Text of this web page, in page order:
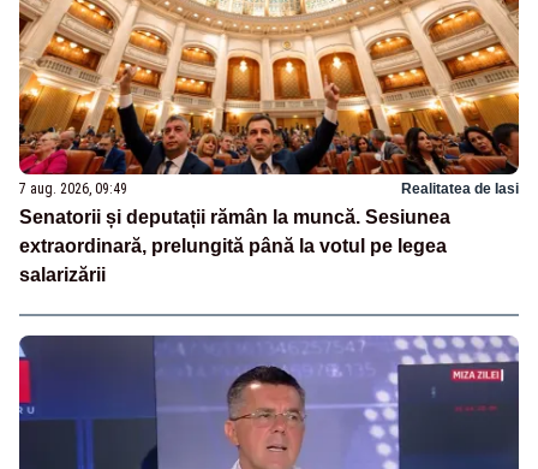
7 aug. 2026, 09:49 Realitatea de Iasi
Senatorii și deputații rămân la muncă. Sesiunea
extraordinară, prelungită până la votul pe legea
salarizării